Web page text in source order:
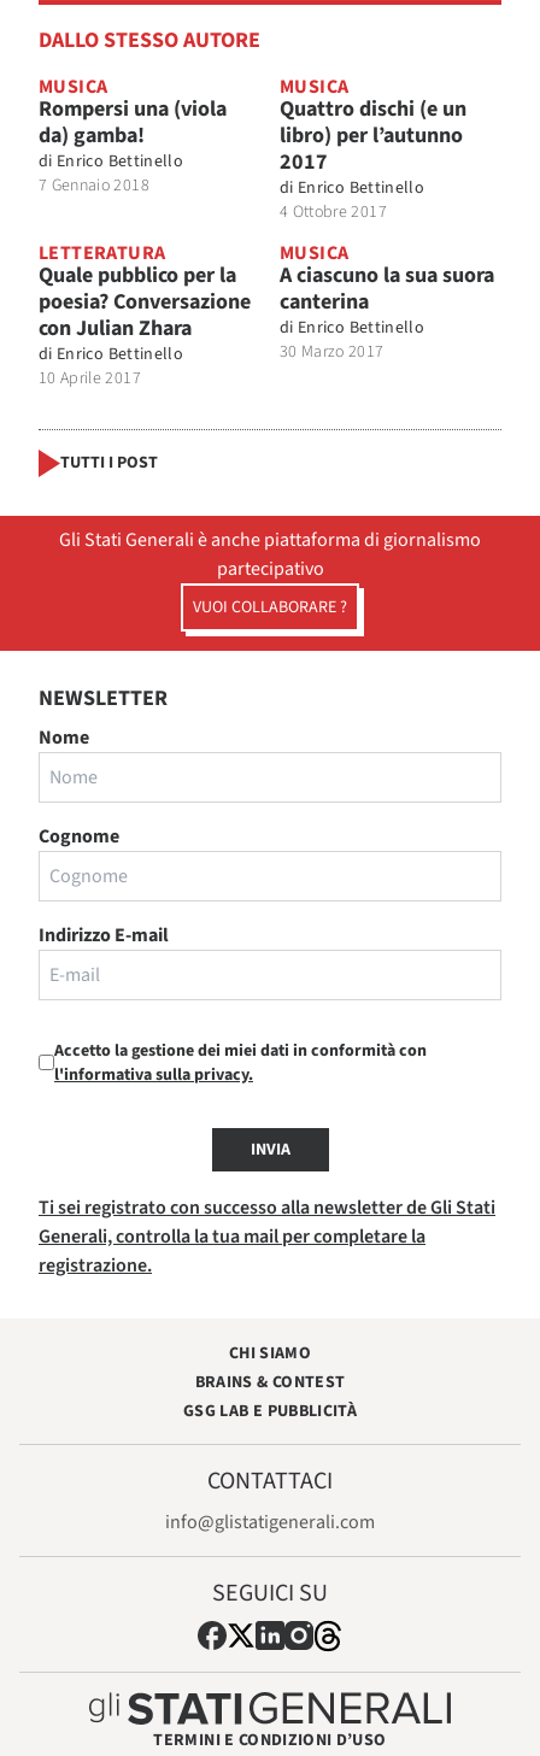
DALLO STESSO AUTORE
MUSICA
Rompersi una (viola
da) gamba!
di Enrico Bettinello
7 Gennaio 2018
MUSICA
Quattro dischi (e un
libro) per l’autunno
2017
di Enrico Bettinello
4 Ottobre 2017
LETTERATURA
Quale pubblico per la
poesia? Conversazione
con Julian Zhara
di Enrico Bettinello
10 Aprile 2017
MUSICA
A ciascuno la sua suora
canterina
di Enrico Bettinello
30 Marzo 2017
TUTTI I POST
Gli Stati Generali è anche piattaforma di giornalismo
partecipativo
VUOI COLLABORARE ?
NEWSLETTER
Nome
Cognome
Indirizzo E-mail
Accetto la gestione dei miei dati in conformità con
l'informativa sulla privacy.
INVIA
Ti sei registrato con successo alla newsletter de Gli Stati
Generali, controlla la tua mail per completare la
registrazione.
CHI SIAMO
BRAINS & CONTEST
GSG LAB E PUBBLICITÀ
CONTATTACI
info@glistatigenerali.com
SEGUICI SU
TERMINI E CONDIZIONI D’USO